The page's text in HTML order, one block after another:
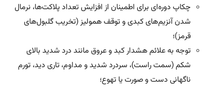
چکاپ دوره‌ای برای اطمینان از افزایش تعداد پلاکت‌ها، نرمال
شدن آنزیم‌های کبدی و توقف همولیز (تخریب گلبول‌های
قرمز)؛
توجه به علائم هشدار کبد و عروق مانند درد شدید بالای
شکم (سمت راست)، سردرد شدید و مداوم، تاری دید، تورم
ناگهانی دست و صورت یا تهوع؛